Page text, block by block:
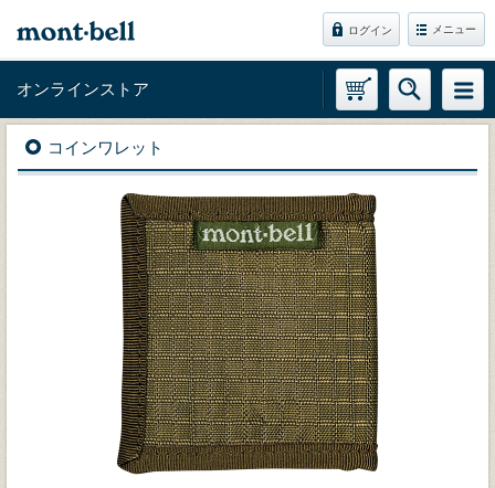
ログイン メニュー
オンラインストア
コインワレット